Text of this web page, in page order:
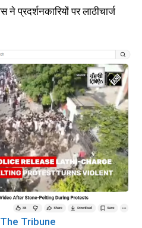
ने प्रदर्शनकारियों पर लाठीचार्ज
The Tribune